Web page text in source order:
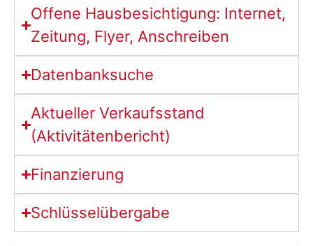
Offene Hausbesichtigung: Internet,
Zeitung, Flyer, Anschreiben
Datenbanksuche
Aktueller Verkaufsstand
(Aktivitätenbericht)
Finanzierung
Schlüsselübergabe